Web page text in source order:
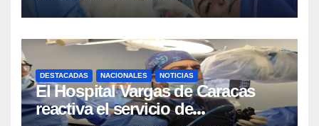
DESTACADAS NACIONALES NOTICIAS
El Hospital Vargas de Caracas
reactiva el servicio de